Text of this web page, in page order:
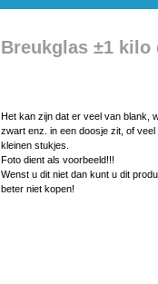
Breukglas ±1 kilo
Het kan zijn dat er veel van blank,
zwart enz. in een doosje zit, of veel
kleinen stukjes.
Foto dient als voorbeeld!!!
Wenst u dit niet dan kunt u dit
beter niet kopen!